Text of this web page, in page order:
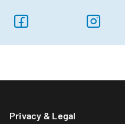
Privacy & Legal